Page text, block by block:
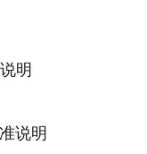
明
说明